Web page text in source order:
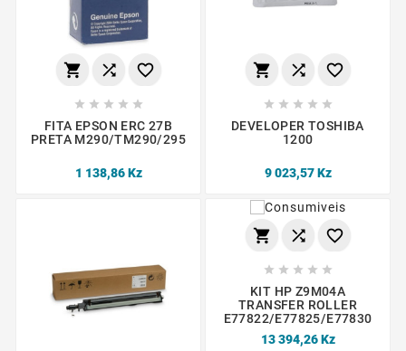
  
    
FITA EPSON ERC 27B
PRETA M290/TM290/295
1 138,86 Kz
  
    
DEVELOPER TOSHIBA
1200
9 023,57 Kz
  
    
KIT HP Z9M04A
TRANSFER ROLLER
E77822/E77825/E77830
13 394,26 Kz